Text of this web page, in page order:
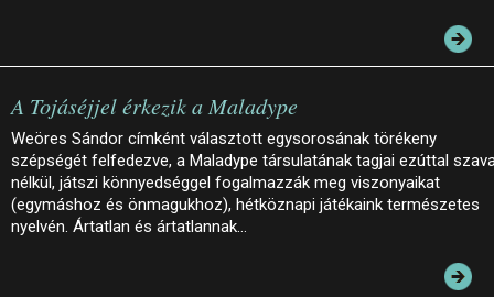
A Tojáséjjel érkezik a Maladype
Weöres Sándor címként választott egysorosának törékeny
szépségét felfedezve, a Maladype társulatának tagjai ezúttal
nélkül, játszi könnyedséggel fogalmazzák meg viszonyaikat
(egymáshoz és önmagukhoz), hétköznapi játékaink természetes
nyelvén. Ártatlan és ártatlannak…